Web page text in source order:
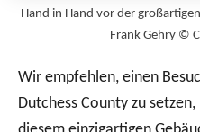
Hand in Hand vor der
Frank Gehry ©
Wir empfehlen, einen
Dutchess County zu